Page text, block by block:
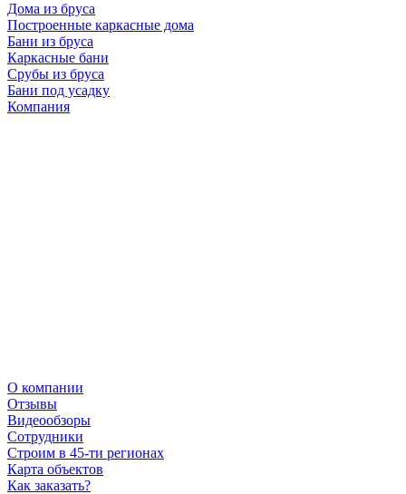
Дома из бруса
Построенные каркасные дома
Бани из бруса
Каркасные бани
Срубы из бруса
Бани под усадку
Компания
О компании
Отзывы
Видеообзоры
Сотрудники
Строим в 45-ти регионах
Карта объектов
Как заказать?